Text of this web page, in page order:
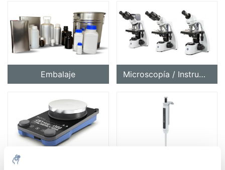
Embalaje Microscopía / Instrumentos ópticos